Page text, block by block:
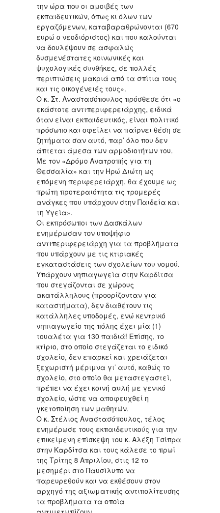
την ώρα που οι αμοιβές των
εκπαιδευτικών, όπως κι όλων των
εργαζόμενων, καταβαραθρώνονται (670
ευρώ ο νεοδιόριστος) και που καλούνται
να δουλέψουν σε ασφαλώς
δυσμενέστατες κοινωνικές και
ψυχολογικές συνθήκες, σε πολλές
περιπτώσεις μακριά από τα σπίτια τους
και τις οικογένειές τους».
Ο κ. Στ. Αναστασόπουλος πρόσθεσε ότι «ο
εκάστοτε αντιπεριφερειάρχης, ειδικά
όταν είναι εκπαιδευτικός, είναι πολιτικό
πρόσωπο και οφείλει να παίρνει θέση σε
ζητήματα σαν αυτό, παρ’ όλο που δεν
άπτεται άμεσα των αρμοδιοτήτων του.
Με τον «Δρόμο Ανατροπής για τη
Θεσσαλία» και την Ηρώ Διώτη ως
επόμενη περιφερειάρχη, θα έχουμε ως
πρώτη προτεραιότητα τις τρομερές
ανάγκες που υπάρχουν στην Παιδεία και
τη Υγεία».
Οι εκπρόσωποι των Δασκάλων
ενημέρωσαν τον υποψήφιο
αντιπεριφερειάρχη για τα προβλήματα
που υπάρχουν με τις κτιριακές
εγκαταστάσεις των σχολείων του νομού.
Υπάρχουν νηπιαγωγεία στην Καρδίτσα
που στεγάζονται σε χώρους
ακατάλληλους (προορίζονταν για
καταστήματα), δεν διαθέτουν τις
κατάλληλες υποδομές, ενώ κεντρικό
νηπιαγωγείο της πόλης έχει μία (1)
τουαλέτα για 130 παιδιά! Επίσης, το
κτίριο, στο οποίο στεγάζεται το ειδικό
σχολείο, δεν επαρκεί και χρειάζεται
ξεχωριστή μέριμνα γι’ αυτό, καθώς το
σχολείο, στο οποίο θα μεταστεγαστεί,
πρέπει να έχει κοινή αυλή με γενικό
σχολείο, ώστε να αποφευχθεί η
γκετοποίηση των μαθητών.
Ο κ. Στέλιος Αναστασόπουλος, τέλος
ενημέρωσε τους εκπαιδευτικούς για την
επικείμενη επίσκεψη του κ. Αλέξη Τσίπρα
στην Καρδίτσα και τους κάλεσε το πρωί
της Τρίτης 8 Απριλίου, στις 12 το
μεσημέρι στο Παυσίλυπο να
παρευρεθούν και να εκθέσουν στον
αρχηγό της αξιωματικής αντιπολίτευσης
τα προβλήματα τα οποία